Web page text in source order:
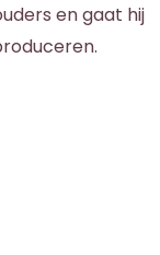
en gaat hij